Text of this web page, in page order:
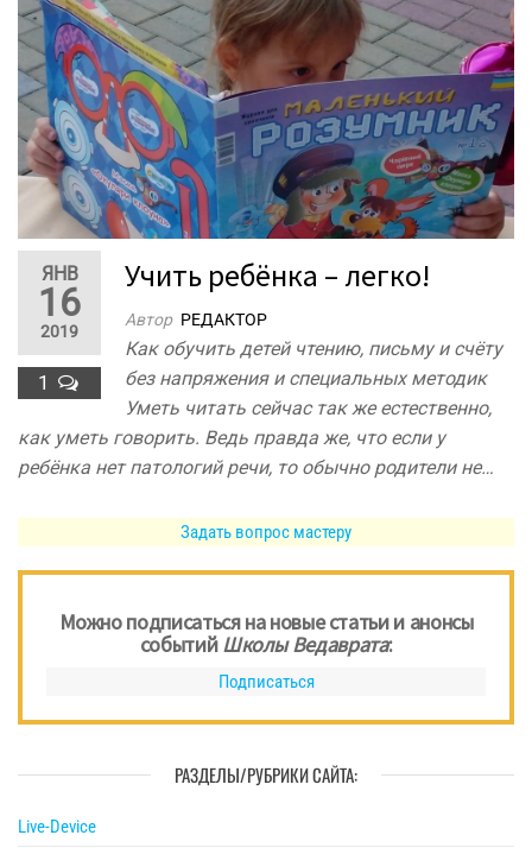
ЯНВ
16
2019
1
Учить ребёнка – легко!
Автор РЕДАКТОР
Как обучить детей чтению, письму и счёту
без напряжения и специальных методик
Уметь читать сейчас так же естественно,
как уметь говорить. Ведь правда же, что если у
ребёнка нет патологий речи, то обычно родители не…
Задать вопрос мастеру
Можно подписаться на новые статьи и анонсы
событийШколы Ведаврата:
Подписаться
РАЗДЕЛЫ/РУБРИКИ САЙТА:
Live-Device